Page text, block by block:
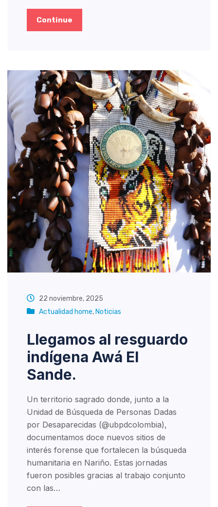
Continue
22 noviembre, 2025
Actualidad home, Noticias
Llegamos al resguardo
indígena Awá El
Sande.
Un territorio sagrado donde, junto a la
Unidad de Búsqueda de Personas Dadas
por Desaparecidas (@ubpdcolombia),
documentamos doce nuevos sitios de
interés forense que fortalecen la búsqueda
humanitaria en Nariño. Estas jornadas
fueron posibles gracias al trabajo conjunto
con las…